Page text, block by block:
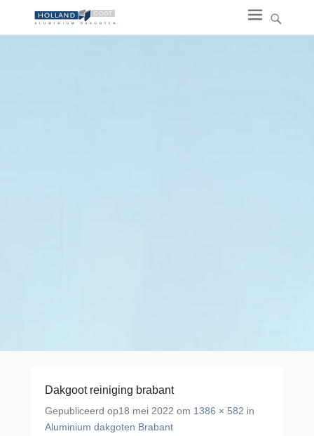
Dakgoot reiniging brabant
Gepubliceerd op18 mei 2022 om 1386 × 582 in
Aluminium dakgoten Brabant